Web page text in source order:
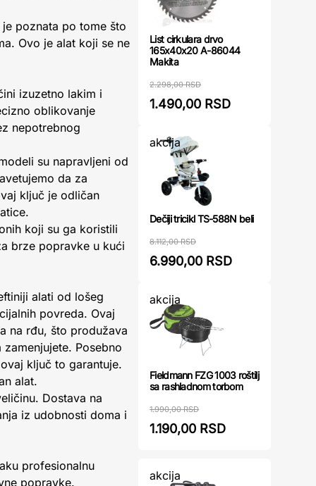
poznata po tome što
Ovo je alat koji se ne
izuzetno lakim i
oblikovanje
nepotrebnog
su napravljeni od
da za
ključ je odličan
koji su ga koristili
brze popravke u kući
alati od lošeg
povreda. Ovaj
na rđu, što produžava
Posebno
ključ to garantuje.
alat.
Dostava na
iz udobnosti doma i
profesionalnu
popravke.
List cirkulara drvo
165x40x20 A-86044
Makita
2.298,00 RSD
1.490,00 RSD
akcija
Dečiji tricikl TS-588N beli
8.112,00 RSD
6.990,00 RSD
akcija
Fieldmann FZG 1003 roštilj
sa rashladnom torbom
1.990,00 RSD
1.190,00 RSD
akcija